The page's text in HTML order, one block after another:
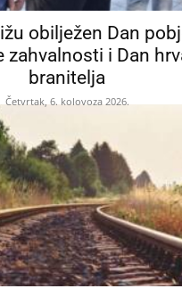
obilježen Dan
zahvalnosti i Dan
branitelja
Četvrtak, 6. kolovoza 2026.